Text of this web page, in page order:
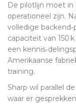
De pilotlijn moet in
operationeel zijn.
volledige
capaciteit van 150
een
Amerikaanse
training.
Sharp wil parallel
waar er